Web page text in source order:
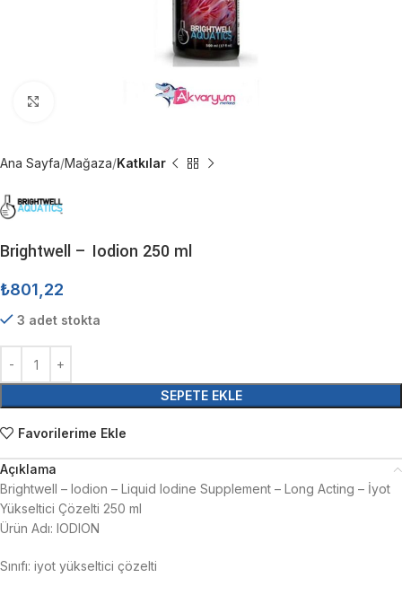
Ana Sayfa Mağaza Katkılar
Brightwell – Iodion 250 ml
₺801,22
3 adet stokta
SEPETE EKLE
Favorilerime Ekle
Açıklama
Brightwell – Iodion – Liquid Iodine Supplement – Long Acting – İyot
Yükseltici Çözelti 250 ml
Ürün Adı: IODION
Sınıfı: iyot yükseltici çözelti